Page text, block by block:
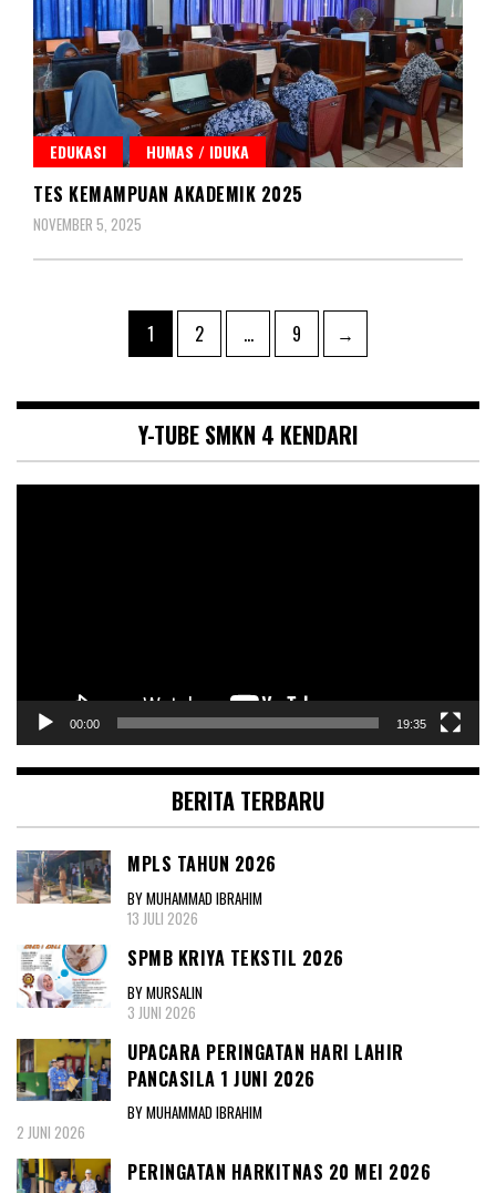
EDUKASI HUMAS / IDUKA
TES KEMAMPUAN AKADEMIK 2025
NOVEMBER 5, 2025
Page
1 Page
2 … Page
9 →
Y-TUBE SMKN 4 KENDARI
00:00 19:35
BERITA TERBARU
MPLS TAHUN 2026
BY MUHAMMAD IBRAHIM
13 JULI 2026
SPMB KRIYA TEKSTIL 2026
BY MURSALIN
3 JUNI 2026
UPACARA PERINGATAN HARI LAHIR
PANCASILA 1 JUNI 2026
BY MUHAMMAD IBRAHIM
2 JUNI 2026
PERINGATAN HARKITNAS 20 MEI 2026